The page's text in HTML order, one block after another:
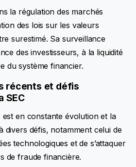
la régulation des marchés
des lois sur les valeurs
surestimé. Sa surveillance
des investisseurs, à la liquidité
du système financier.
récents et défis
SEC
est en constante évolution et la
divers défis, notamment celui de
technologiques et de s’attaquer
de fraude financière.